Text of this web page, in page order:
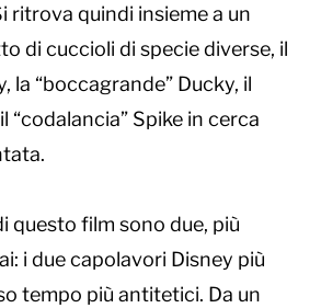
ritrova quindi insieme a un
di cuccioli di specie diverse, il
la “boccagrande” Ducky, il
“codalancia” Spike in cerca
questo film sono due, più
i due capolavori Disney più
tempo più antitetici. Da un